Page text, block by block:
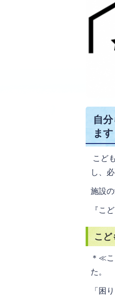
自
ます
こど
し、
施設
『こ
こど
＊≪
た。
「困